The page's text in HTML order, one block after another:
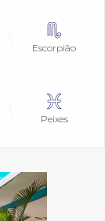
Escorpião
Peixes